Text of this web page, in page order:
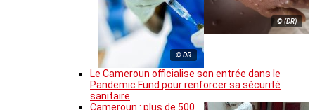
© (DR)
© DR
Le Cameroun officialise son entrée dans le
Pandemic Fund pour renforcer sa sécurité
sanitaire
Cameroun : plus de 500